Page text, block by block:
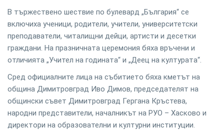
В тържествено шествие по булевард „България“ се
включиха ученици, родители, учители, университетски
преподаватели, читалищни дейци, артисти и десетки
граждани. На празничната церемония бяха връчени и
отличията „Учител на годината“ и „Деец на културата“.
Сред официалните лица на събитието бяха кметът на
община Димитровград Иво Димов, председателят на
общински съвет Димитровград Гергана Кръстева,
народни представители, началникът на РУО – Хасково и
директори на образователни и културни институции.